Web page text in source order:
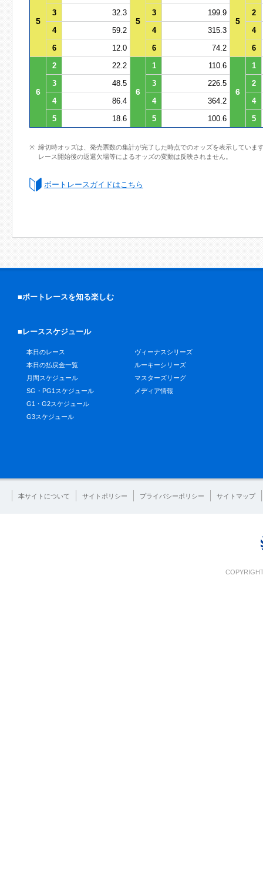
5 5 5
3
32.3 3 199.9
2
4
59.2 4 315.3
4
6
12.0 6 74.2 6
6
2 22.2
6
1 110.6
6
1
3
48.5 3 226.5
2
4
86.4 4 364.2
4
5
18.6 5 100.6 5
締切時オッズは、発売票数の集計が完了した時点でのオッズを表示していま
レース開始後の返還欠場等によるオッズの変動は反映されません。
ボートレースガイドはこちら
■ボートレースを知る楽しむ
■レーススケジュール
本日のレース
本日の払戻金一覧
月間スケジュール
SG・PG1スケジュール
G1・G2スケジュール
G3スケジュール
ヴィーナスシリーズ
ルーキーシリーズ
マスターズリーグ
メディア情報
本サイトについて サイトポリシー プライバシーポリシー サイトマップ